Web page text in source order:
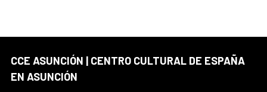
CCE ASUNCIÓN | CENTRO CULTURAL DE ESPAÑA
EN ASUNCIÓN